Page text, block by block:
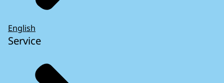
English
Service